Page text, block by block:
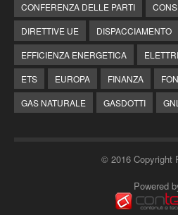
CONFERENZA DELLE PARTI
DIRETTIVE UE
DISPACCIAMENTO
EFFICIENZA ENERGETICA
ETS
EUROPA FINANZA
GAS NATURALE
GASDOTTI GNL
© 2016 Copyright
Powered